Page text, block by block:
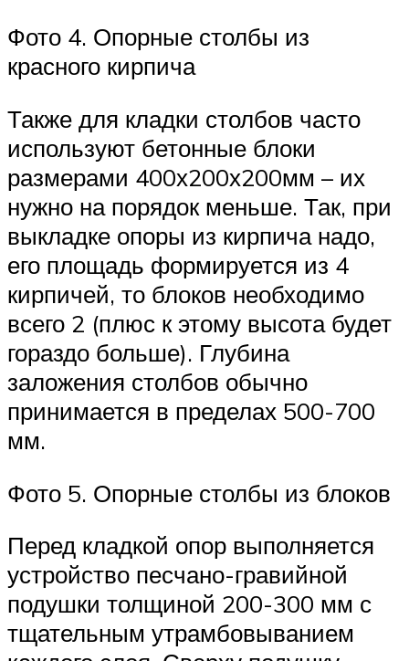
Фото 4. Опорные столбы из
красного кирпича
Также для кладки столбов часто
используют бетонные блоки
размерами 400х200х200мм – их
нужно на порядок меньше. Так, при
выкладке опоры из кирпича надо,
его площадь формируется из 4
кирпичей, то блоков необходимо
всего 2 (плюс к этому высота будет
гораздо больше). Глубина
заложения столбов обычно
принимается в пределах 500-700
мм.
Фото 5. Опорные столбы из блоков
Перед кладкой опор выполняется
устройство песчано-гравийной
подушки толщиной 200-300 мм с
тщательным утрамбовыванием